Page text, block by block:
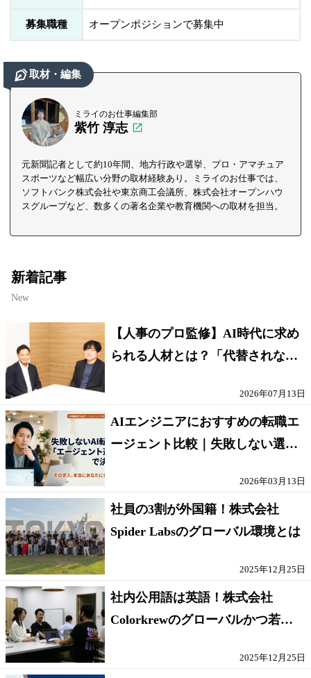
募集職種 オープンポジションで募集中
取材・編集
ミライのお仕事編集部
紫竹 淳志
元新聞記者として約10年間、地方行政や選挙、プロ・アマチュア
スポーツなど幅広い分野の取材経験あり。ミライのお仕事では、
ソフトバンク株式会社や東京商工会議所、株式会社オープンハウ
スグループなど、数多くの著名企業や教育機関への取材を担当。
新着記事
New
【人事のプロ監修】AI時代に求め
られる人材とは？「代替されない
2026年07月13日
AIエンジニアにおすすめの転職エ
ージェント比較｜失敗しない選び
2026年03月13日
社員の3割が外国籍！株式会社
Spider Labsのグローバル環境とは
2025年12月25日
社内公用語は英語！株式会社
Colorkrewのグローバルかつ若手
2025年12月25日